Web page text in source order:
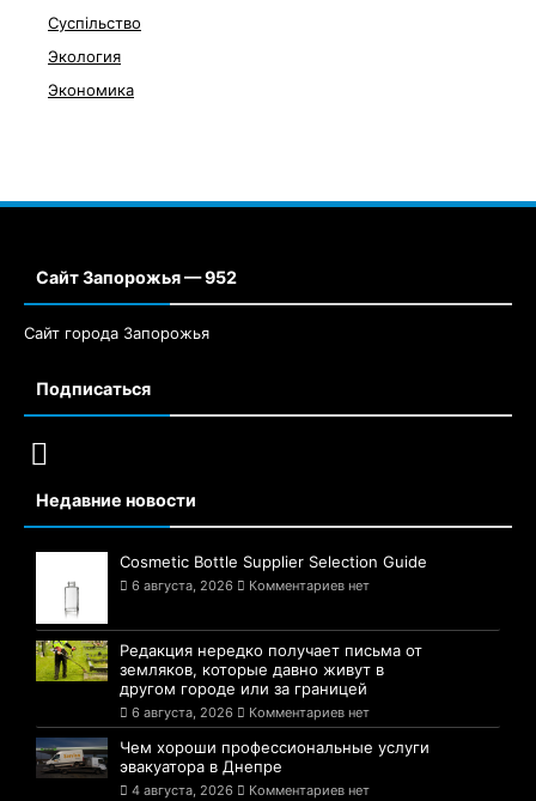
Суспільство
Экология
Экономика
Сайт Запорожья — 952
Сайт города Запорожья
Подписаться
Недавние новости
Cosmetic Bottle Supplier Selection Guide
6 августа, 2026 Комментариев нет
Редакция нередко получает письма от
земляков, которые давно живут в
другом городе или за границей
6 августа, 2026 Комментариев нет
Чем хороши профессиональные услуги
эвакуатора в Днепре
4 августа, 2026 Комментариев нет